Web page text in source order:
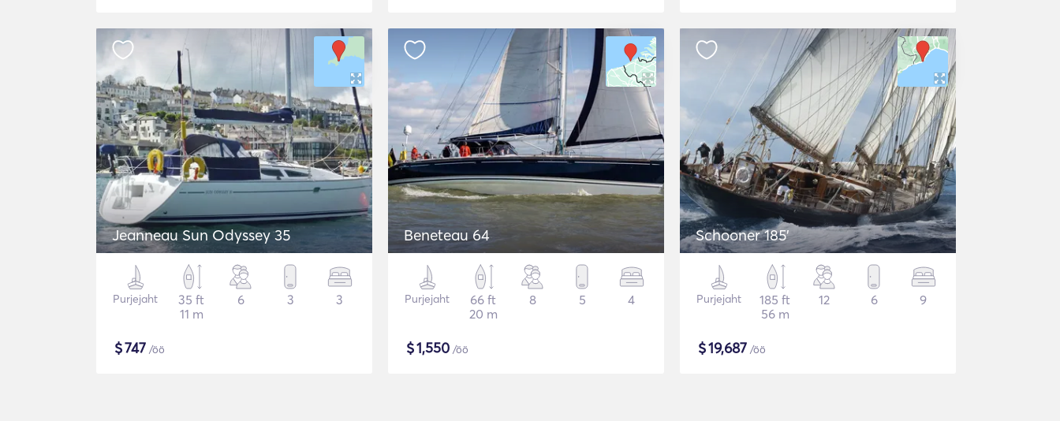
Jeanneau Sun Odyssey 35
Purjejaht
35 ft
11 m
6 3 3
$747 /öö
Beneteau 64
Purjejaht
66 ft
20 m
8 5 4
$1,550 /öö
Schooner 185'
Purjejaht
185 ft
56 m
12 6 9
$19,687 /öö